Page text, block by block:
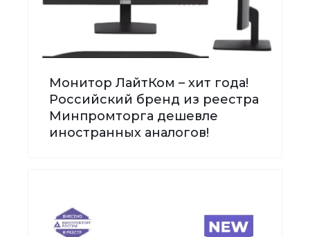
Монитор ЛайтКом – хит года!
Российский бренд из реестра
Минпромторга дешевле
иностранных аналогов!